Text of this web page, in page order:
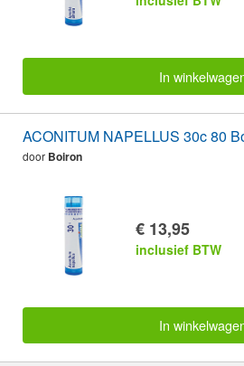
In
ACONITUM NAPELLUS 30c 80
door Boiron
€ 13,95
inclusief BTW
In